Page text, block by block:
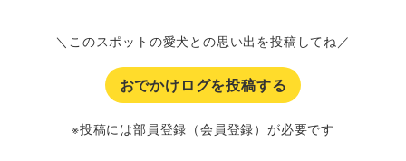
＼このスポットの愛犬との思い出を投稿してね／
おでかけログを投稿する
※投稿には部員登録（会員登録）が必要です